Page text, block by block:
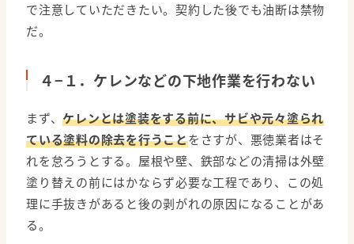
で注意していただきたい。契約した後でも油断は禁物
だ。
４−１．ケレンなどの下地作業を行わない
まず、ケレンとは塗装をする前に、サビや元々塗られ
ている塗料の除去を行うことをさすが、悪徳業者はそ
れを怠ろうとする。屋根や壁、鉄部などの清掃は外壁
塗り替えの前にはかならず必要な工程であり、この処
理に手抜きがあると後の剥がれの原因になることがあ
る。